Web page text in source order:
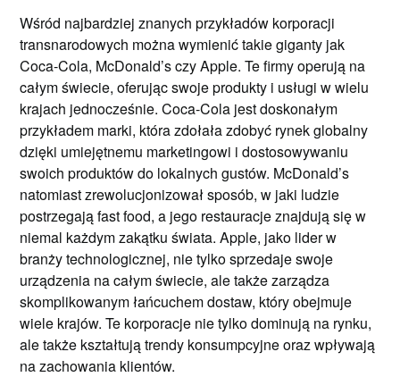
Wśród najbardziej znanych przykładów korporacji
transnarodowych można wymienić takie giganty jak
Coca-Cola, McDonald’s czy Apple. Te firmy operują na
całym świecie, oferując swoje produkty i usługi w wielu
krajach jednocześnie. Coca-Cola jest doskonałym
przykładem marki, która zdołała zdobyć rynek globalny
dzięki umiejętnemu marketingowi i dostosowywaniu
swoich produktów do lokalnych gustów. McDonald’s
natomiast zrewolucjonizował sposób, w jaki ludzie
postrzegają fast food, a jego restauracje znajdują się w
niemal każdym zakątku świata. Apple, jako lider w
branży technologicznej, nie tylko sprzedaje swoje
urządzenia na całym świecie, ale także zarządza
skomplikowanym łańcuchem dostaw, który obejmuje
wiele krajów. Te korporacje nie tylko dominują na rynku,
ale także kształtują trendy konsumpcyjne oraz wpływają
na zachowania klientów.